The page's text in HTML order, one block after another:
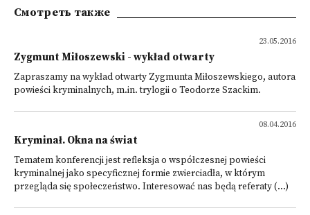
Смотреть также
23.05.2016
Zygmunt Miłoszewski - wykład otwarty
Zapraszamy na wykład otwarty Zygmunta Miłoszewskiego, autora
powieści kryminalnych, m.in. trylogii o Teodorze Szackim.
08.04.2016
Kryminał. Okna na świat
Tematem konferencji jest refleksja o współczesnej powieści
kryminalnej jako specyficznej formie zwierciadła, w którym
przegląda się społeczeństwo. Interesować nas będą referaty (...)